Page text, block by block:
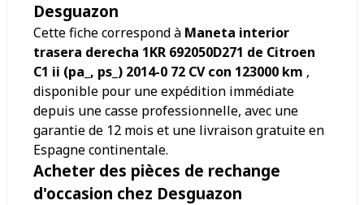
Desguazon
Cette fiche correspond à Maneta interior
trasera derecha 1KR 692050D271 de Citroen
C1 ii (pa_, ps_) 2014-0 72 CV con 123000 km ,
disponible pour une expédition immédiate
depuis une casse professionnelle, avec une
garantie de 12 mois et une livraison gratuite en
Espagne continentale.
Acheter des pièces de rechange
d'occasion chez Desguazon